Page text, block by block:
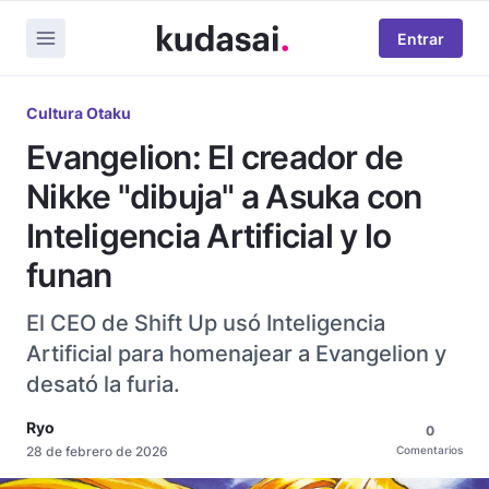
Entrar
Cultura Otaku
Evangelion: El creador de
Nikke "dibuja" a Asuka con
Inteligencia Artificial y lo
funan
El CEO de Shift Up usó Inteligencia
Artificial para homenajear a Evangelion y
desató la furia.
Ryo
28 de febrero de 2026
0
Comentarios